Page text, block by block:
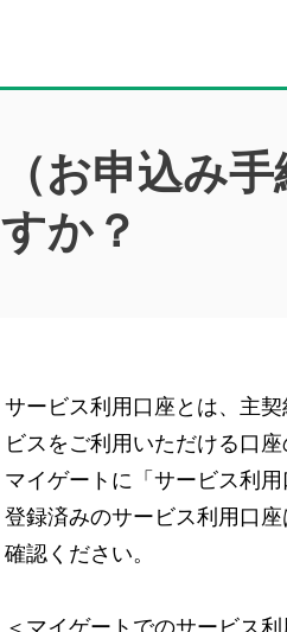
（お申込み
すか？
サービス利用口座とは、主
ビスをご利用いただける口座
マイゲートに「サービス利
登録済みのサービス利用口
確認ください。
＜マイゲートでのサービス